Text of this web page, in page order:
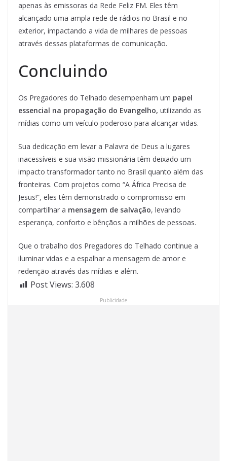
apenas às emissoras da Rede Feliz FM. Eles têm
alcançado uma ampla rede de rádios no Brasil e no
exterior, impactando a vida de milhares de pessoas
através dessas plataformas de comunicação.
Concluindo
Os Pregadores do Telhado desempenham um papel
essencial na propagação do Evangelho, utilizando as
mídias como um veículo poderoso para alcançar vidas.
Sua dedicação em levar a Palavra de Deus a lugares
inacessíveis e sua visão missionária têm deixado um
impacto transformador tanto no Brasil quanto além das
fronteiras. Com projetos como “A África Precisa de
Jesus!”, eles têm demonstrado o compromisso em
compartilhar a mensagem de salvação, levando
esperança, conforto e bênçãos a milhões de pessoas.
Que o trabalho dos Pregadores do Telhado continue a
iluminar vidas e a espalhar a mensagem de amor e
redenção através das mídias e além.
Post Views: 3.608
Publicidade